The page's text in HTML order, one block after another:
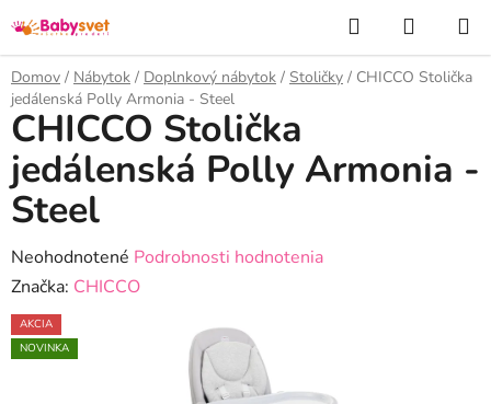
na
obsah
Hľadať
KOŠÍK
Domov / Nábytok / Doplnkový nábytok / Stoličky / CHICCO Stolička
jedálenská Polly Armonia - Steel
CHICCO Stolička
jedálenská Polly Armonia -
Steel
Priemerné
hodnotenie
produktu
je
Neohodnotené Podrobnosti hodnotenia
Značka: CHICCO
AKCIA
NOVINKA